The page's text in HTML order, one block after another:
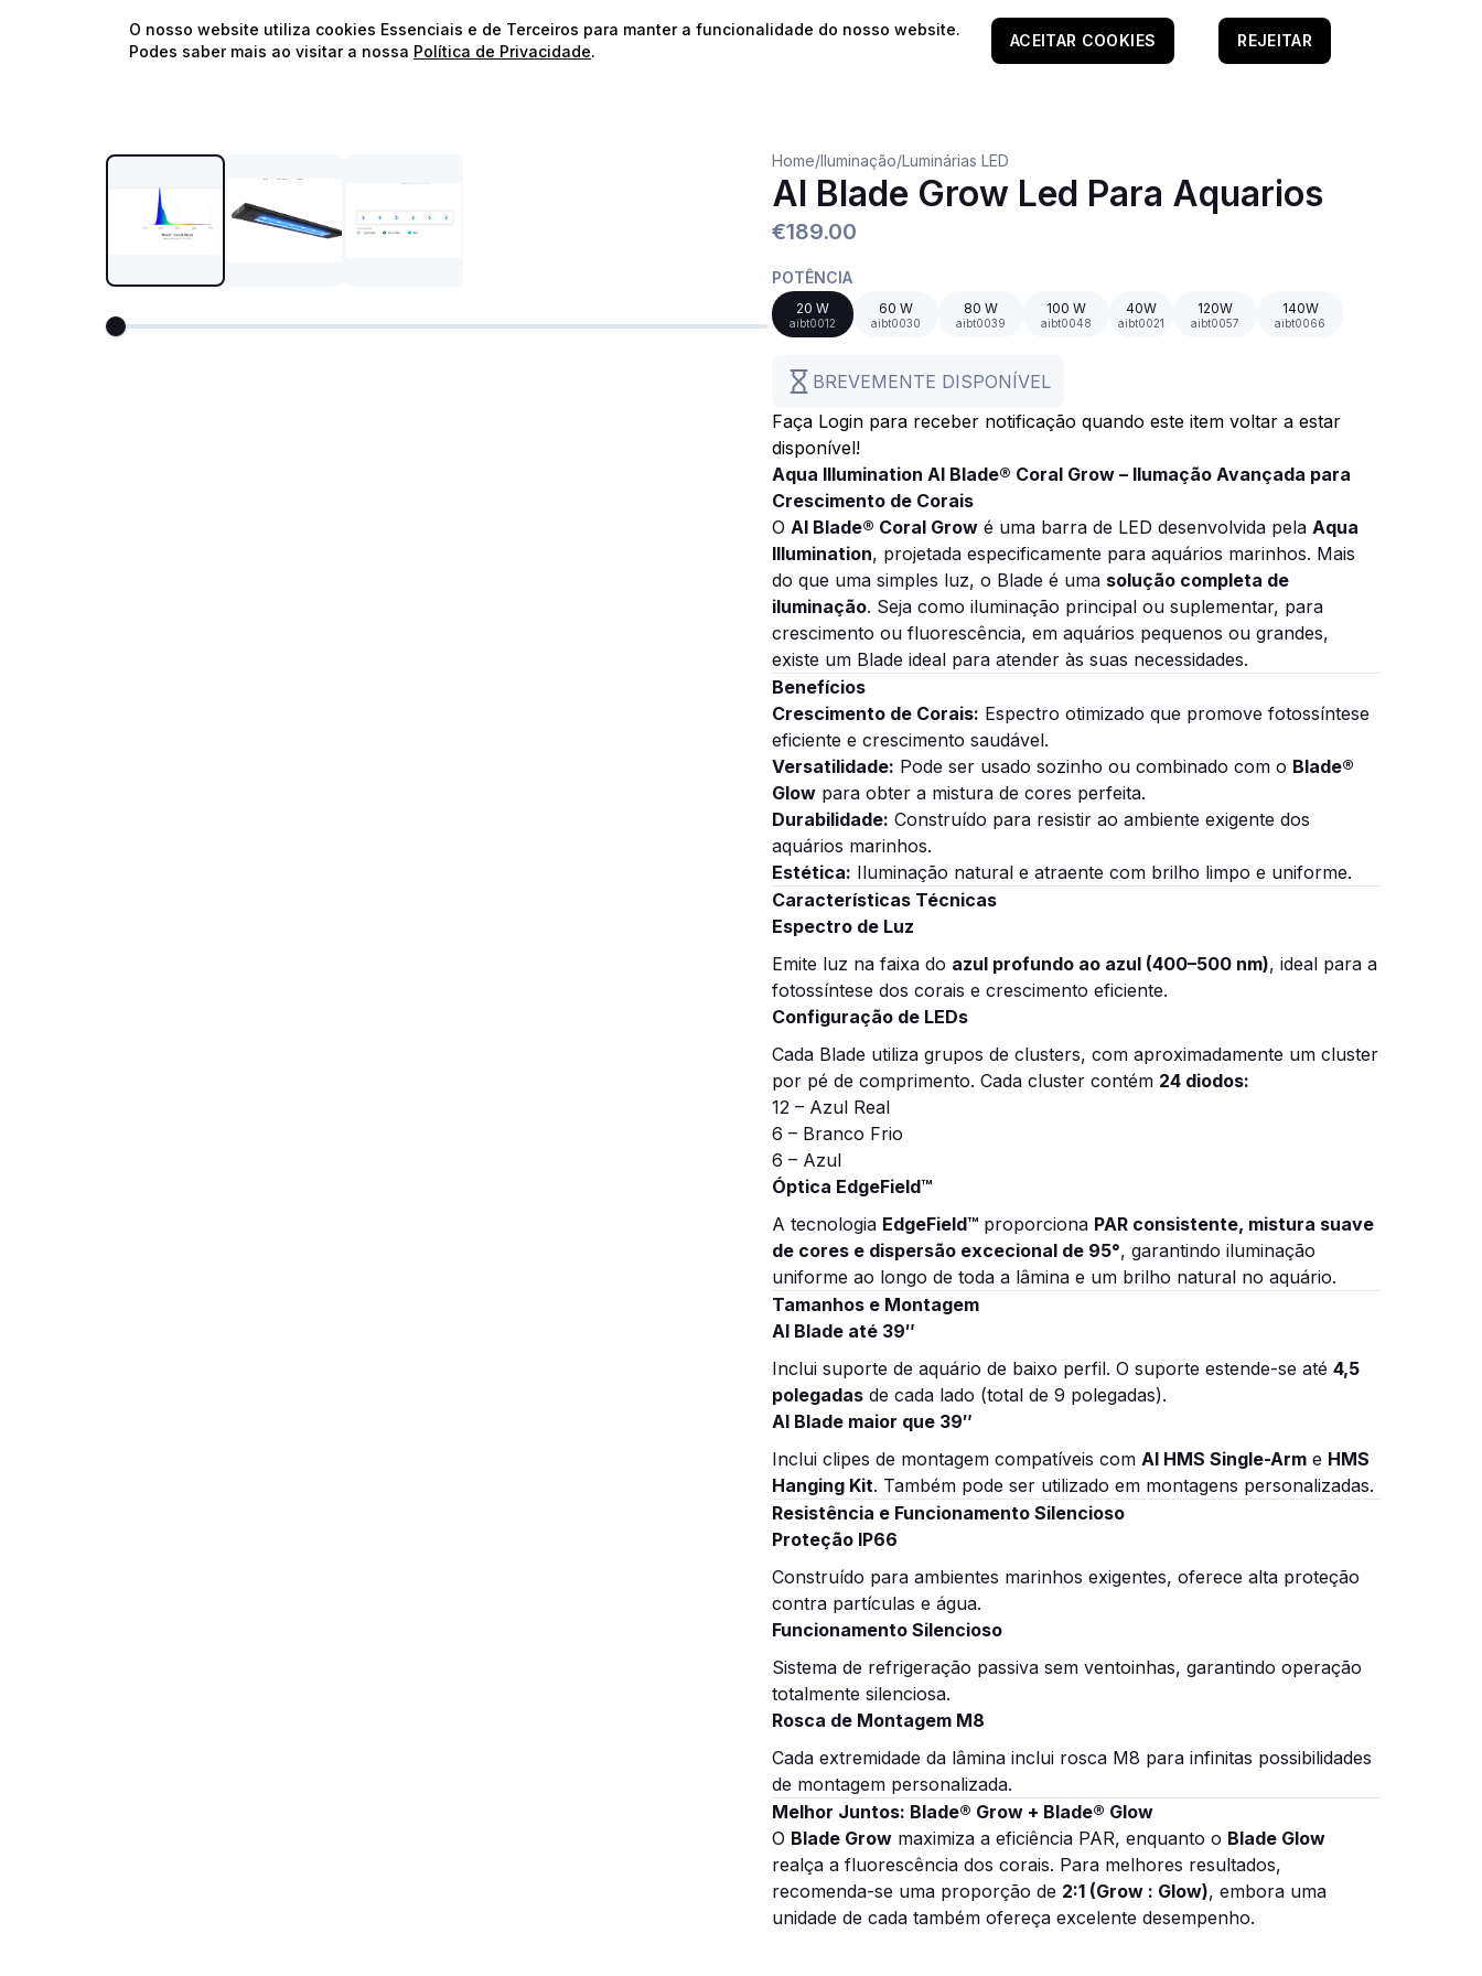
⭐️Envios Gratuitos para encomendas acima de 60€!*⭐️
Home/Iluminação/Luminárias LED
AI Blade Grow Led Para Aquarios
€189.00
POTÊNCIA
20 W
aibt0012
60 W
aibt0030
80 W
aibt0039
100 W
aibt0048
40W
aibt0021
120W
aibt0057
140W
aibt0066
BREVEMENTE DISPONÍVEL
Faça Login para receber notificação quando este item voltar a estar
disponível!
Aqua Illumination AI Blade® Coral Grow – Ilumação Avançada para
Crescimento de Corais
O AI Blade® Coral Grow é uma barra de LED desenvolvida pela Aqua
Illumination, projetada especificamente para aquários marinhos. Mais
do que uma simples luz, o Blade é uma solução completa de
iluminação. Seja como iluminação principal ou suplementar, para
crescimento ou fluorescência, em aquários pequenos ou grandes,
existe um Blade ideal para atender às suas necessidades.
Benefícios
Crescimento de Corais: Espectro otimizado que promove fotossíntese
eficiente e crescimento saudável.
Versatilidade: Pode ser usado sozinho ou combinado com o Blade®
Glow para obter a mistura de cores perfeita.
Durabilidade: Construído para resistir ao ambiente exigente dos
aquários marinhos.
Estética: Iluminação natural e atraente com brilho limpo e uniforme.
Características Técnicas
Espectro de Luz
Emite luz na faixa do azul profundo ao azul (400–500 nm), ideal para a
fotossíntese dos corais e crescimento eficiente.
Configuração de LEDs
Cada Blade utiliza grupos de clusters, com aproximadamente um cluster
por pé de comprimento. Cada cluster contém 24 diodos:
12 – Azul Real
6 – Branco Frio
6 – Azul
Óptica EdgeField™
A tecnologia EdgeField™ proporciona PAR consistente, mistura suave
de cores e dispersão excecional de 95°, garantindo iluminação
uniforme ao longo de toda a lâmina e um brilho natural no aquário.
Tamanhos e Montagem
AI Blade até 39″
Inclui suporte de aquário de baixo perfil. O suporte estende-se até 4,5
polegadas de cada lado (total de 9 polegadas).
AI Blade maior que 39″
Inclui clipes de montagem compatíveis com AI HMS Single-Arm e HMS
Hanging Kit. Também pode ser utilizado em montagens personalizadas.
Resistência e Funcionamento Silencioso
Proteção IP66
Construído para ambientes marinhos exigentes, oferece alta proteção
contra partículas e água.
Funcionamento Silencioso
Sistema de refrigeração passiva sem ventoinhas, garantindo operação
totalmente silenciosa.
Rosca de Montagem M8
Cada extremidade da lâmina inclui rosca M8 para infinitas possibilidades
de montagem personalizada.
Melhor Juntos: Blade® Grow + Blade® Glow
O Blade Grow maximiza a eficiência PAR, enquanto o Blade Glow
realça a fluorescência dos corais. Para melhores resultados,
recomenda-se uma proporção de 2:1 (Grow : Glow), embora uma
unidade de cada também ofereça excelente desempenho.
O nosso website utiliza cookies Essenciais e de Terceiros para manter a funcionalidade do nosso website.
Podes saber mais ao visitar a nossa Política de Privacidade.
ACEITAR COOKIES REJEITAR